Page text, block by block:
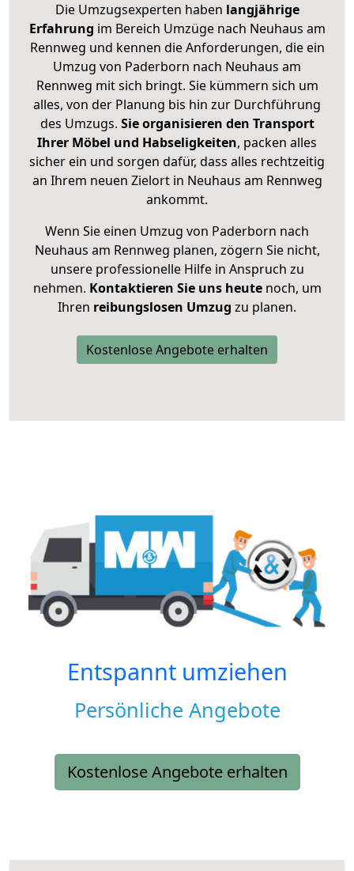
Die Umzugsexperten haben langjährige
Erfahrung im Bereich Umzüge nach Neuhaus am
Rennweg und kennen die Anforderungen, die ein
Umzug von Paderborn nach Neuhaus am
Rennweg mit sich bringt. Sie kümmern sich um
alles, von der Planung bis hin zur Durchführung
des Umzugs. Sie organisieren den Transport
Ihrer Möbel und Habseligkeiten, packen alles
sicher ein und sorgen dafür, dass alles rechtzeitig
an Ihrem neuen Zielort in Neuhaus am Rennweg
ankommt.
Wenn Sie einen Umzug von Paderborn nach
Neuhaus am Rennweg planen, zögern Sie nicht,
unsere professionelle Hilfe in Anspruch zu
nehmen. Kontaktieren Sie uns heutenoch, um
Ihren reibungslosen Umzug zu planen.
Kostenlose Angebote erhalten
Entspannt umziehen
Persönliche Angebote
Kostenlose Angebote erhalten